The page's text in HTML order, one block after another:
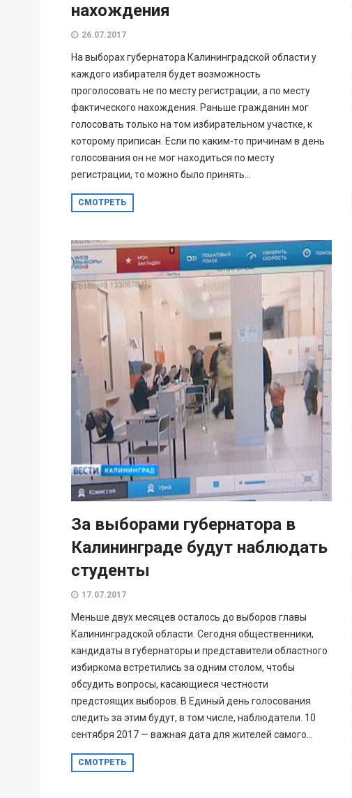
нахождения
26.07.2017
На выборах губернатора Калининградской области у
каждого избирателя будет возможность
проголосовать не по месту регистрации, а по месту
фактического нахождения. Раньше гражданин мог
голосовать только на том избирательном участке, к
которому приписан. Если по каким-то причинам в день
голосования он не мог находиться по месту
регистрации, то можно было принять...
СМОТРЕТЬ
За выборами губернатора в
Калининграде будут наблюдать
студенты
17.07.2017
Меньше двух месяцев осталось до выборов главы
Калининградской области. Сегодня общественники,
кандидаты в губернаторы и представители областного
избиркома встретились за одним столом, чтобы
обсудить вопросы, касающиеся честности
предстоящих выборов. В Единый день голосования
следить за этим будут, в том числе, наблюдатели. 10
сентября 2017 — важная дата для жителей самого...
СМОТРЕТЬ